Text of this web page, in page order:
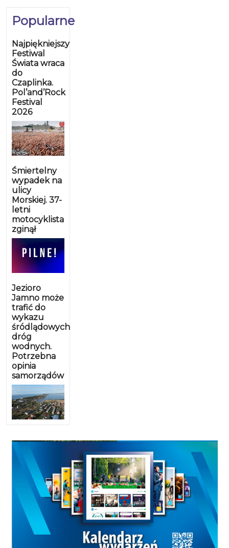
Popularne
Najpiękniejszy
Festiwal
Świata wraca
do
Czaplinka.
Pol’and’Rock
Festival
2026
Śmiertelny
wypadek na
ulicy
Morskiej. 37-
letni
motocyklista
zginął
Jezioro
Jamno może
trafić do
wykazu
śródlądowych
dróg
wodnych.
Potrzebna
opinia
samorządów